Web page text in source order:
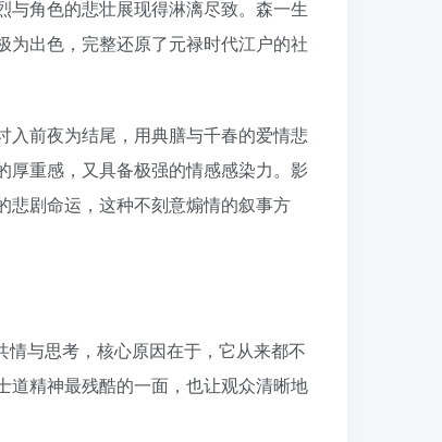
角色的悲壮展现得淋漓尽致。森一生
出色，完整还原了元禄时代江户的社
前夜为结尾，用典膳与千春的爱情悲
厚重感，又具备极强的情感感染力。影
悲剧命运，这种不刻意煽情的叙事方
与思考，核心原因在于，它从来都不
道精神最残酷的一面，也让观众清晰地